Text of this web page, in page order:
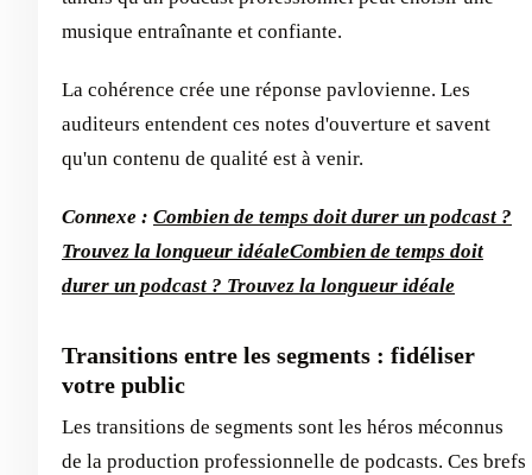
musique entraînante et confiante.
La cohérence crée une réponse pavlovienne. Les
auditeurs entendent ces notes d'ouverture et savent
qu'un contenu de qualité est à venir.
Connexe : Combien de temps doit durer un podcast ?
Trouvez la longueur idéaleCombien de temps doit
durer un podcast ? Trouvez la longueur idéale
Transitions entre les segments : fidéliser
votre public
Les transitions de segments sont les héros méconnus
de la production professionnelle de podcasts. Ces brefs